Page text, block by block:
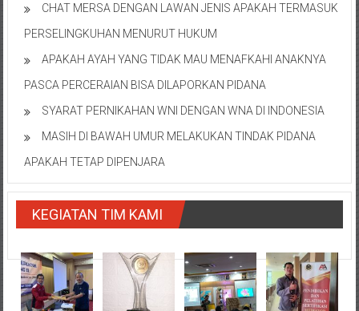
CHAT MERSA DENGAN LAWAN JENIS APAKAH TERMASUK
PERSELINGKUHAN MENURUT HUKUM
APAKAH AYAH YANG TIDAK MAU MENAFKAHI ANAKNYA
PASCA PERCERAIAN BISA DILAPORKAN PIDANA
SYARAT PERNIKAHAN WNI DENGAN WNA DI INDONESIA
MASIH DI BAWAH UMUR MELAKUKAN TINDAK PIDANA
APAKAH TETAP DIPENJARA
KEGIATAN TIM KAMI